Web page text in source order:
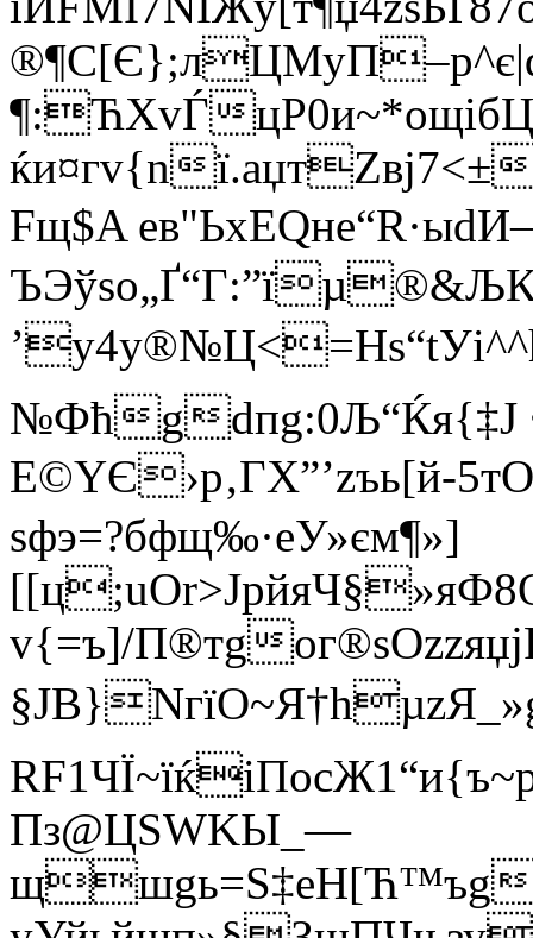
¶:ЋХvЃ
ќи¤гv{nї.аџтZвј7<±
Fщ$A ев"ЬxЕQнe“R·ыdИ–
№Фћgdпg:0Љ“Ќя{‡J
E©YЄ›p‚ГХ”’zъь[й-
sфэ=?бфщ‰·eУ»єм¶»]
v{=ъ]/П®тg
Пз@ЦЅWKЫ_—
щшgь=Ѕ‡еH[Ћ™ъg